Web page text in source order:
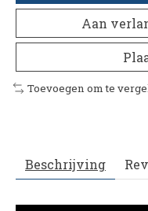
Aan
Toevoegen om te
Beschrijving